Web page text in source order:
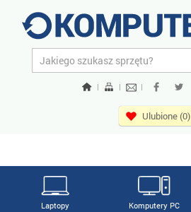
| | |
Ulubione (0)
Laptopy Komputery PC